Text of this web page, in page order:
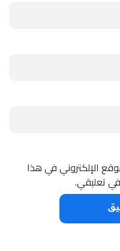
الإلكتروني في هذا
تعليقي.